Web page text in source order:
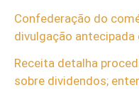
Confederação do
divulgação antecipada
Receita detalha
sobre dividendos;